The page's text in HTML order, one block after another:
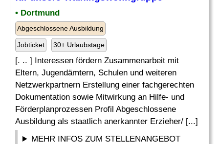
• Dortmund
Abgeschlossene Ausbildung
Jobticket 30+ Urlaubstage
[. .. ] Interessen fördern Zusammenarbeit mit
Eltern, Jugendämtern, Schulen und weiteren
Netzwerkpartnern Erstellung einer fachgerechten
Dokumentation sowie Mitwirkung an Hilfe- und
Förderplanprozessen Profil Abgeschlossene
Ausbildung als staatlich anerkannter Erzieher/ [...]
MEHR INFOS ZUM STELLENANGEBOT